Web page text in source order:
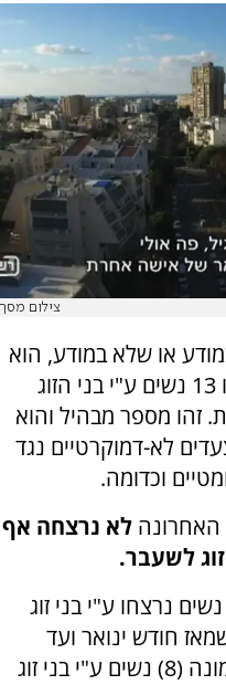
צילום מסך
או שלא במודע, הוא
שרק בחודשים האחרונים נרצחו 13 נשים ע"י בני הזוג
זהו מספר מבהיל והוא
לא-דמוקרטיים נגד
וכדומה.
לא נרצחה אף
זוג לשעבר.
נרצחו ע"י בני זוג
חודש ינואר ועד
חודש אוקטובר (כולל) נרצחו שמונה (8) נשים ע"י בני זוג